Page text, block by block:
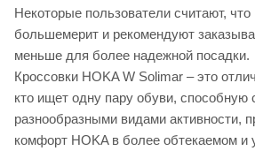
Некоторые пользователи считают,
большемерит и рекомендуют
меньше для более надежной посадки.
Кроссовки HOKA W Solimar – это
кто ищет одну пару обуви, способную
разнообразными видами активности,
комфорт HOKA в более обтекаемом и